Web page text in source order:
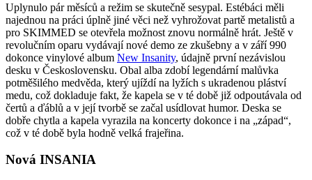
Uplynulo pár měsíců a režim se skutečně sesypal. Estébáci měli
najednou na práci úplně jiné věci než vyhrožovat partě metalistů a
pro SKIMMED se otevřela možnost znovu normálně hrát. Ještě v
revolučním oparu vydávají nové demo ze zkušebny a v září 990
dokonce vinylové album New Insanity, údajně první nezávislou
desku v Československu. Obal alba zdobí legendární malůvka
potměšilého medvěda, který ujíždí na lyžích s ukradenou pláství
medu, což dokladuje fakt, že kapela se v té době již odpoutávala od
čertů a ďáblů a v její tvorbě se začal usídlovat humor. Deska se
dobře chytla a kapela vyrazila na koncerty dokonce i na „západ“,
což v té době byla hodně velká frajeřina.
Nová INSANIA